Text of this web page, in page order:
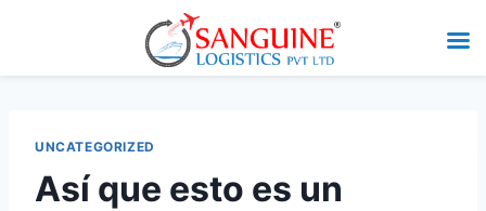
UNCATEGORIZED
Así que esto es un